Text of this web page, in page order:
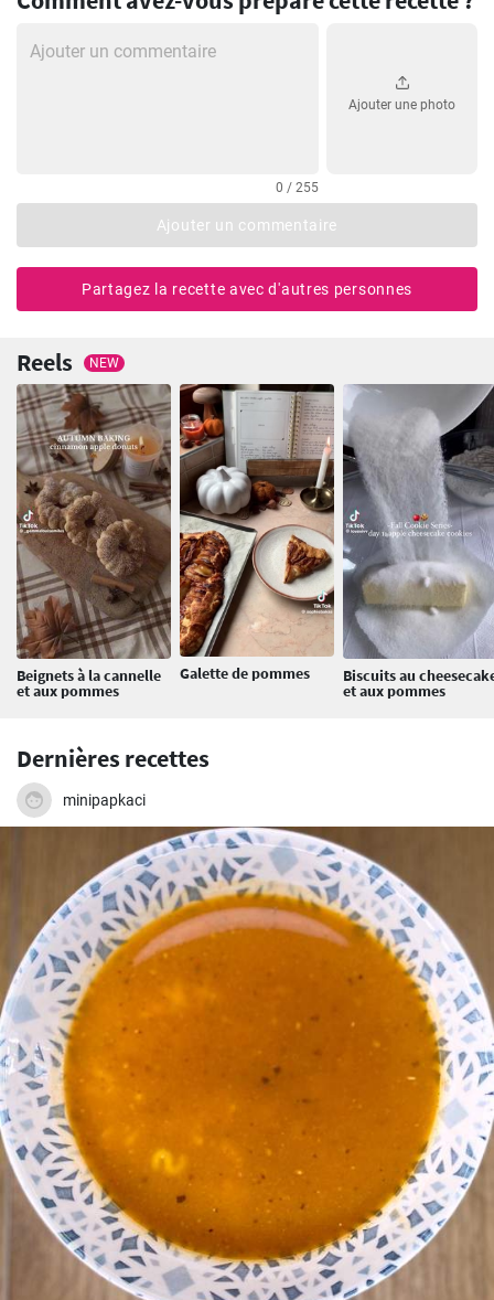
0 / 255
Ajouter une photo
Ajouter un commentaire
Partagez la recette avec d'autres personnes
Reels NEW
Beignets à la cannelle
et aux pommes
Galette de pommes Biscuits au
et aux pommes
Dernières recettes
minipapkaci